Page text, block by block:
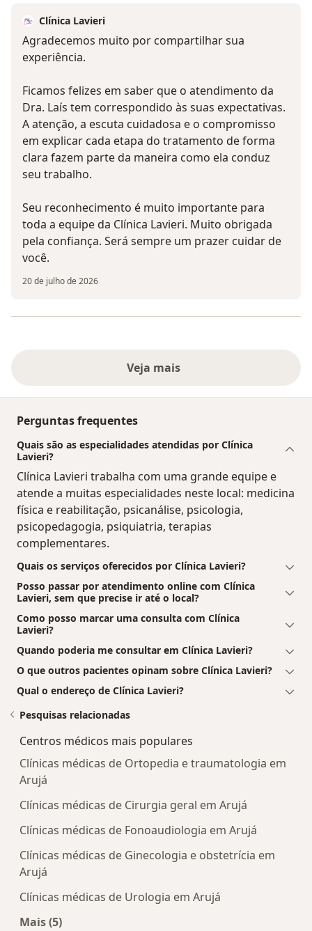
Clínica Lavieri
Agradecemos muito por compartilhar sua
experiência.
Ficamos felizes em saber que o atendimento da
Dra. Laís tem correspondido às suas expectativas.
A atenção, a escuta cuidadosa e o compromisso
em explicar cada etapa do tratamento de forma
clara fazem parte da maneira como ela conduz
seu trabalho.
Seu reconhecimento é muito importante para
toda a equipe da Clínica Lavieri. Muito obrigada
pela confiança. Será sempre um prazer cuidar de
você.
20 de julho de 2026
Veja mais
Perguntas frequentes
Quais são as especialidades atendidas por Clínica
Lavieri?
Clínica Lavieri trabalha com uma grande equipe e
atende a muitas especialidades neste local: medicina
física e reabilitação, psicanálise, psicologia,
psicopedagogia, psiquiatria, terapias
complementares.
Quais os serviços oferecidos por Clínica Lavieri?
Posso passar por atendimento online com Clínica
Lavieri, sem que precise ir até o local?
Como posso marcar uma consulta com Clínica
Lavieri?
Quando poderia me consultar em Clínica Lavieri?
O que outros pacientes opinam sobre Clínica Lavieri?
Qual o endereço de Clínica Lavieri?
Pesquisas relacionadas
Centros médicos mais populares
Clínicas médicas de Ortopedia e traumatologia em
Arujá
Clínicas médicas de Cirurgia geral em Arujá
Clínicas médicas de Fonoaudiologia em Arujá
Clínicas médicas de Ginecologia e obstetrícia em
Arujá
Clínicas médicas de Urologia em Arujá
Mais (5)